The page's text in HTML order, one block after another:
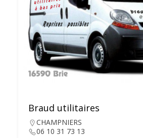
Braud utilitaires
CHAMPNIERS
06 10 31 73 13